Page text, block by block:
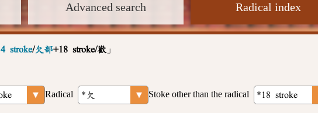
Advanced search Radical index
4 stroke/欠部+18 stroke/歡 」
Radical Stoke other than the radical